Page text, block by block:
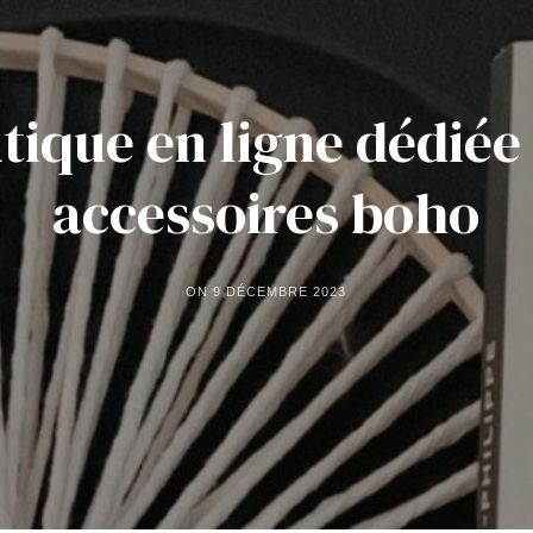
en ligne
accessoires boho
ON9 DÉCEMBRE 2023